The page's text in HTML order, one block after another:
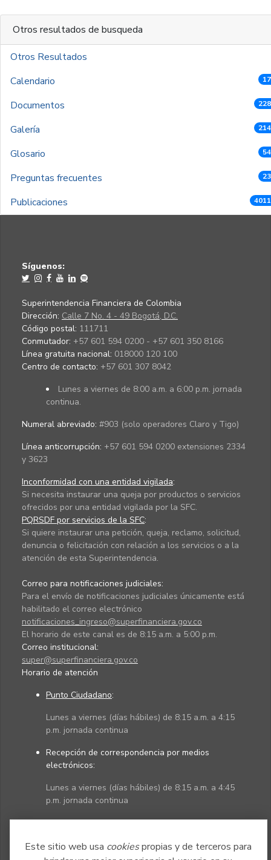
Este sitio web usa cookiespropias y de terceros para
Otros resultados de busqueda
Otros Resultados
Calendario
Documentos
Galería
Glosario
Preguntas frecuentes
Publicaciones
Síguenos:
Superintendencia Financiera de Colombia
Dirección: Calle 7 No. 4 - 49 Bogotá, D.C.
Código postal: 111711
Conmutador: +57 601 594 0200 - +57 601 350 8166
Línea gratuita nacional: 018000 120 100
Centro de contacto: +57 601 307 8042
Lunes a viernes de 8:00 a.m. a 6:00 p.m. jornada
continua.
Numeral abreviado: #903 (solo operadores Claro y Tigo)
Línea anticorrupción: +57 601 594 0200 extensiones 2334
y 3623
Inconformidad con una entidad vigilada:
Si necesita instaurar una queja por productos o servicios
ofrecidos por una entidad vigilada por la SFC.
PQRSDF por servicios de la SFC:
Si quiere instaurar una petición, queja, reclamo, solicitud,
denuncia o felicitación con relación a los servicios o a la
atención de esta Superintendencia.
Correo para notificaciones judiciales:
Para el envío de notificaciones judiciales únicamente está
habilitado el correo electrónico
notificaciones_ingreso@superfinanciera.gov.co
El horario de este canal es de 8:15 a.m. a 5:00 p.m.
Correo institucional:
super@superfinanciera.gov.co
Horario de atención
Punto Ciudadano:
Lunes a viernes (días hábiles) de 8:15 a.m. a 4:15
p.m. jornada continua
Recepción de correspondencia por medios
electrónicos:
Lunes a viernes (días hábiles) de 8:15 a.m. a 4:45
p.m. jornada continua